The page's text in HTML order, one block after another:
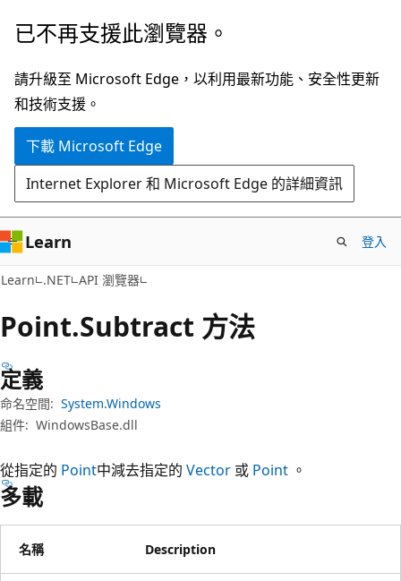
跳
主
要
內
跳
頁
面
內
覽
已不再支援此瀏覽器。
請升級至 Microsoft Edge，以利用最新功能、安全性更新
和技術支援。
下載 Microsoft Edge
Internet Explorer 和 Microsoft Edge 的詳細資訊
Learn 登入
Learn .NET API 瀏覽器
Point.Subtract 方法
定義
命名空間: System.Windows
組件: WindowsBase.dll
從指定的 Point中減去指定的 Vector 或 Point 。
多載
名稱 Description